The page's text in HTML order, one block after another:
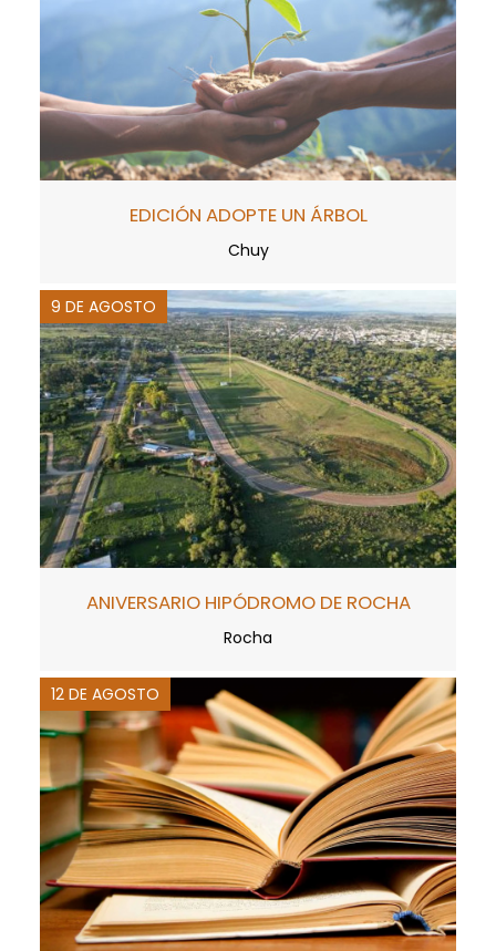
EDICIÓN ADOPTE UN ÁRBOL
Chuy
9 DE AGOSTO
ANIVERSARIO HIPÓDROMO DE ROCHA
Rocha
12 DE AGOSTO